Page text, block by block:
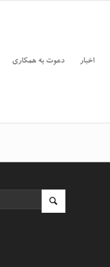
اخبار دعوت به همکاری